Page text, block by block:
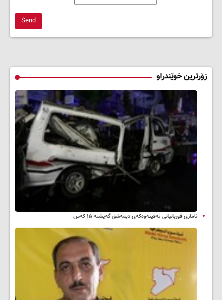
Send
زۆرترین خوێندراو
ئاماری قوربانیانی تەقینەوەکەی دیمەشق گەیشتە ۱۵ کەس